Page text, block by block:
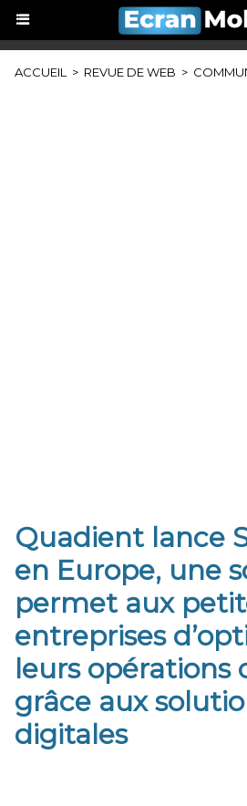
ACCUEIL > REVUE DE WEB >
Quadient lance
en Europe, une
permet aux
entreprises
leurs opérations
grâce aux
digitales